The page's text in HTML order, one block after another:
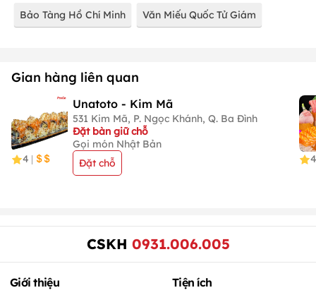
Bảo Tàng Hồ Chí Minh Văn Miếu Quốc Tử Giám
Gian hàng liên quan
4 |
Unatoto - Kim Mã
531 Kim Mã, P. Ngọc Khánh, Q. Ba Đình
Đặt bàn giữ chỗ
Gọi món Nhật Bản
Đặt chỗ
CSKH 0931.006.005
Giới thiệu Tiện ích